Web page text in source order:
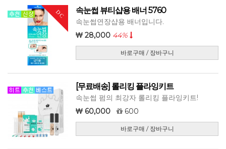
DC 속눈썹 뷰티샵용 배너 5760
속눈썹연장샵용 배너입니다.
28,000 44%
바로구매 / 장바구니
[무료배송] 롤리킹 플라잉키트
속눈썹 펌의 최강자 롤리킹 플라잉키트!
60,000
600
바로구매 / 장바구니